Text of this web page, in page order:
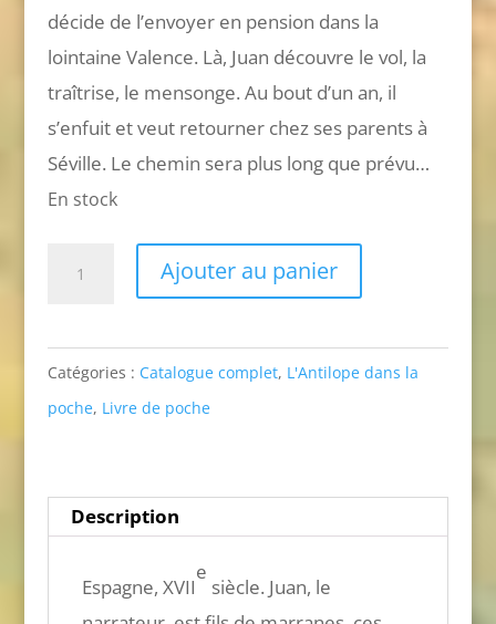
décide de l’envoyer en pension dans la
lointaine Valence. Là, Juan découvre le vol, la
traîtrise, le mensonge. Au bout d’un an, il
s’enfuit et veut retourner chez ses parents à
Séville. Le chemin sera plus long que prévu…
En stock
aventures
de
Juan
de
Figueras
(L'antilopoche)
Ajouter au panier
Catégories : Catalogue complet, L'Antilope dans la
poche, Livre de poche
Description
Espagne, XVII
e
siècle. Juan, le